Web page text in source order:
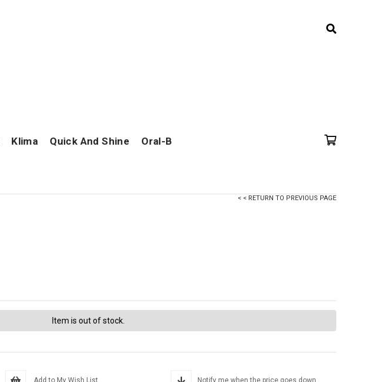
Klima Quick And Shine Oral-B
< < RETURN TO PREVIOUS PAGE
Item is out of stock.
Add to My Wish List Notify me when the price goes down